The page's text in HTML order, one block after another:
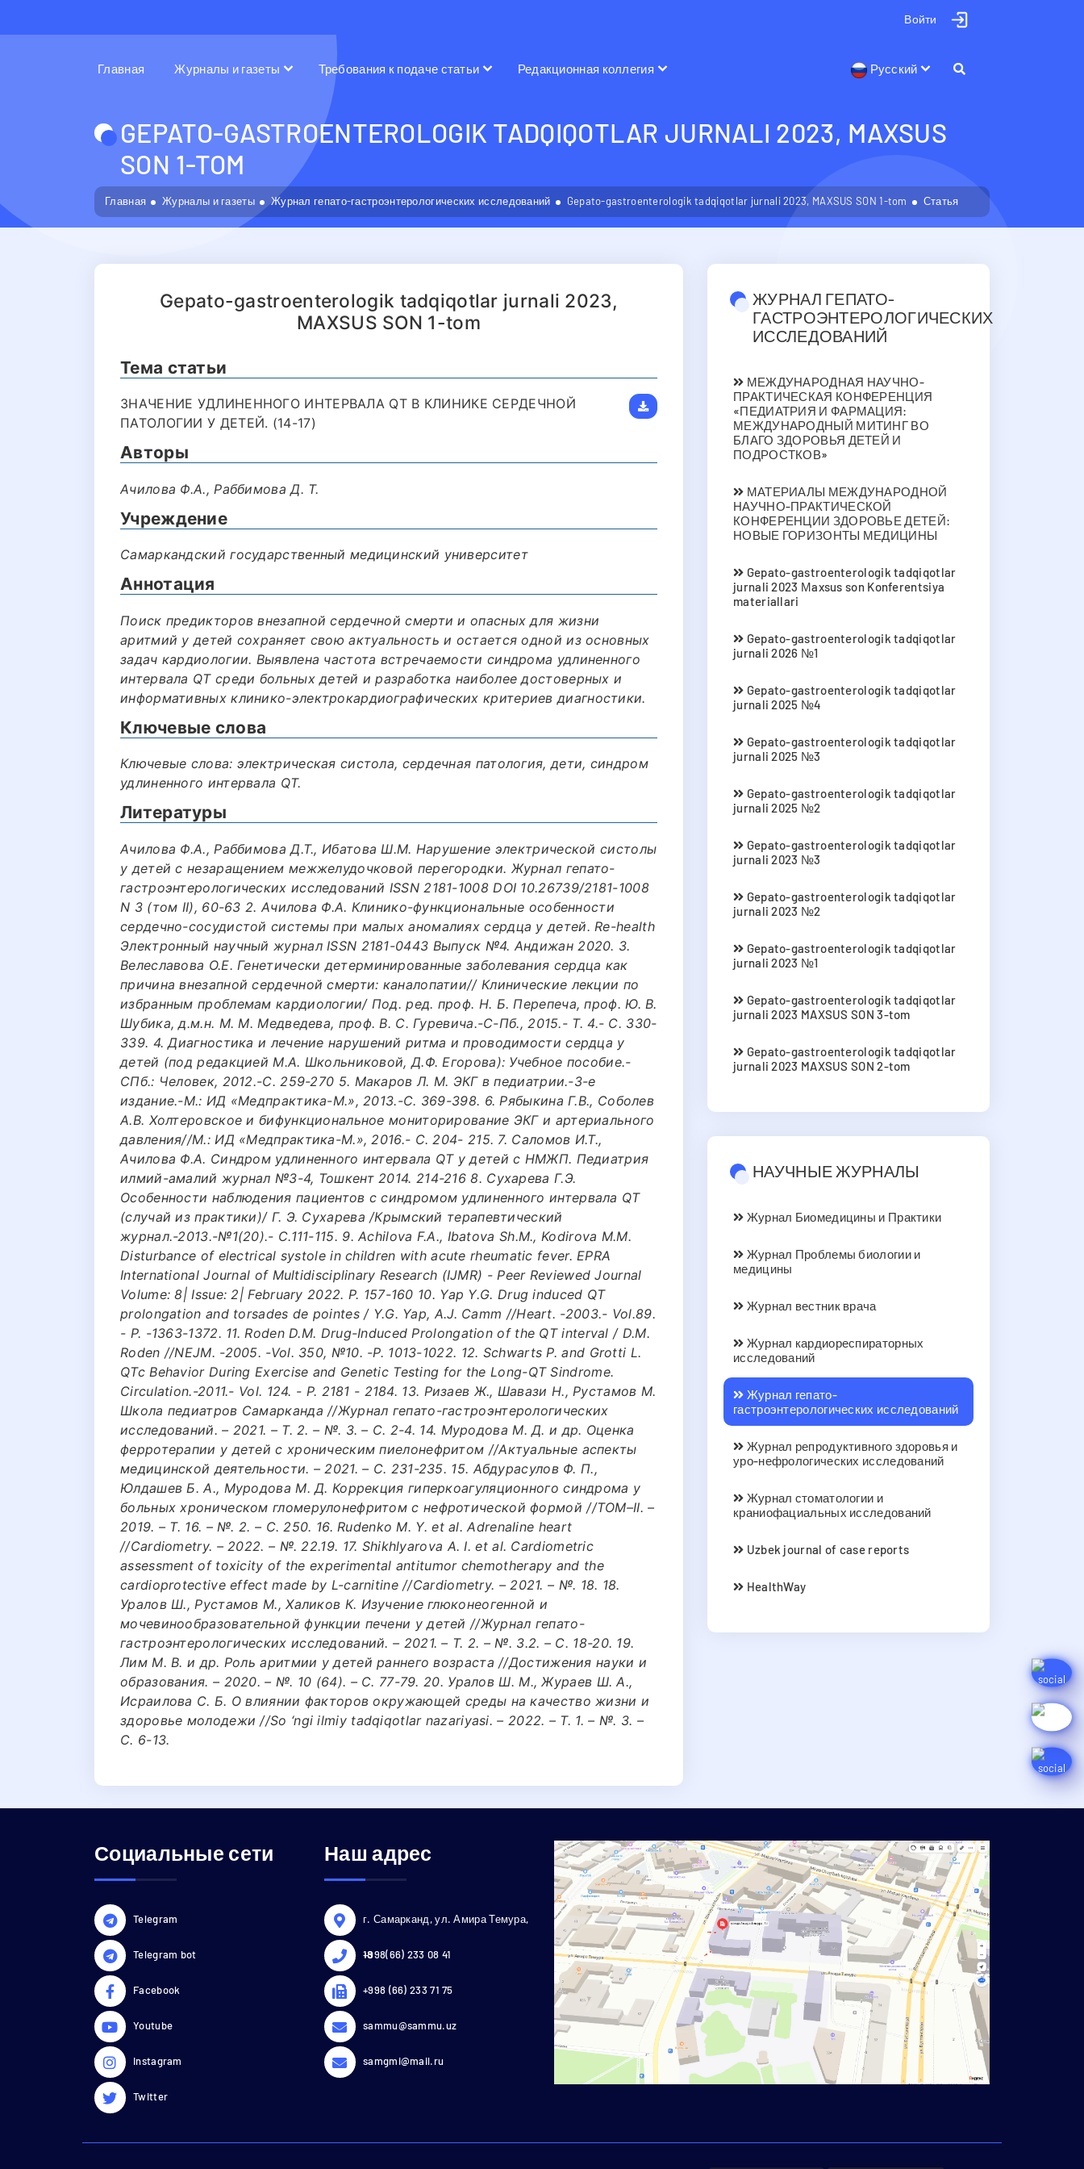
Войти
Главная Журналы и газеты Требования к подаче статьи Редакционная коллегия Русский
GEPATO-GASTROENTEROLOGIK TADQIQOTLAR JURNALI 2023, MAXSUS
SON 1-TOM
Главная Журналы и газеты Журнал гепато-гастроэнтерологических исследований Gepato-gastroenterologik tadqiqotlar jurnali 2023, MAXSUS SON 1-tom Статья
Gepato-gastroenterologik tadqiqotlar jurnali 2023,
MAXSUS SON 1-tom
Тема статьи
ЗНАЧЕНИЕ УДЛИНЕННОГО ИНТЕРВАЛА QT В КЛИНИКЕ СЕРДЕЧНОЙ
ПАТОЛОГИИ У ДЕТЕЙ. (14-17)
Авторы
Ачилова Ф.А., Раббимова Д. Т.
Учреждение
Самаркандский государственный медицинский университет
Аннотация
Поиск предикторов внезапной сердечной смерти и опасных для жизни
аритмий у детей сохраняет свою актуальность и остается одной из основных
задач кардиологии. Выявлена частота встречаемости синдрома удлиненного
интервала QT среди больных детей и разработка наиболее достоверных и
информативных клинико-электрокардиографических критериев диагностики.
Ключевые слова
Ключевые слова: электрическая систола, сердечная патология, дети, синдром
удлиненного интервала QT.
Литературы
Ачилова Ф.А., Раббимова Д.Т., Ибатова Ш.М. Нарушение электрической систолы
у детей с незаращением межжелудочковой перегородки. Журнал гепато-
гастроэнтерологических исследований ISSN 2181-1008 DOI 10.26739/2181-1008
N 3 (том II), 60-63 2. Ачилова Ф.А. Клинико-функциональные особенности
сердечно-сосудистой системы при малых аномалиях сердца у детей. Re-health
Электронный научный журнал ISSN 2181-0443 Выпуск №4. Андижан 2020. 3.
Велеславова О.Е. Генетически детерминированные заболевания сердца как
причина внезапной сердечной смерти: каналопатии// Клинические лекции по
избранным проблемам кардиологии/ Под. ред. проф. Н. Б. Перепеча, проф. Ю. В.
Шубика, д.м.н. М. М. Медведева, проф. В. С. Гуревича.-С-Пб., 2015.- Т. 4.- С. 330-
339. 4. Диагностика и лечение нарушений ритма и проводимости сердца у
детей (под редакцией М.А. Школьниковой, Д.Ф. Егорова): Учебное пособие.-
СПб.: Человек, 2012.-С. 259-270 5. Макаров Л. М. ЭКГ в педиатрии.-3-е
издание.-М.: ИД «Медпрактика-М.», 2013.-С. 369-398. 6. Рябыкина Г.В., Соболев
А.В. Холтеровское и бифункциональное мониторирование ЭКГ и артериального
давления//М.: ИД «Медпрактика-М.», 2016.- С. 204- 215. 7. Саломов И.Т.,
Ачилова Ф.А. Синдром удлиненного интервала QT у детей с НМЖП. Педиатрия
илмий-амалий журнал №3-4, Тошкент 2014. 214-216 8. Сухарева Г.Э.
Особенности наблюдения пациентов с синдромом удлиненного интервала QT
(случай из практики)/ Г. Э. Сухарева /Крымский терапевтический
журнал.-2013.-№1(20).- С.111-115. 9. Achilova F.A., Ibatova Sh.M., Kodirova M.M.
Disturbance of electrical systole in children with acute rheumatic fever. EPRA
International Journal of Multidisciplinary Research (IJMR) - Peer Reviewed Journal
Volume: 8| Issue: 2| February 2022. P. 157-160 10. Yap Y.G. Drug induced QT
prolongation and torsades de pointes / Y.G. Yap, A.J. Camm //Heart. -2003.- Vol.89.
- Р. -1363-1372. 11. Roden D.M. Drug-Induced Prolongation of the QT interval / D.M.
Roden //NEJM. -2005. -Vol. 350, №10. -P. 1013-1022. 12. Schwarts P. and Grotti L.
QTc Behavior During Exercise and Genetic Testing for the Long-QT Sindrome.
Circulation.-2011.- Vol. 124. - P. 2181 - 2184. 13. Ризаев Ж., Шавази Н., Рустамов М.
Школа педиатров Самарканда //Журнал гепато-гастроэнтерологических
исследований. – 2021. – Т. 2. – №. 3. – С. 2-4. 14. Муродова М. Д. и др. Оценка
ферротерапии у детей с хроническим пиелонефритом //Актуальные аспекты
медицинской деятельности. – 2021. – С. 231-235. 15. Абдурасулов Ф. П.,
Юлдашев Б. А., Муродова М. Д. Коррекция гиперкоагуляционного синдрома у
больных хроническом гломерулонефритом с нефротической формой //ТОМ–II. –
2019. – Т. 16. – №. 2. – С. 250. 16. Rudenko M. Y. et al. Adrenaline heart
//Cardiometry. – 2022. – №. 22.19. 17. Shikhlyarova A. I. et al. Cardiometric
assessment of toxicity of the experimental antitumor chemotherapy and the
cardioprotective effect made by L-carnitine //Cardiometry. – 2021. – №. 18. 18.
Уралов Ш., Рустамов М., Халиков К. Изучение глюконеогенной и
мочевинообразовательной функции печени у детей //Журнал гепато-
гастроэнтерологических исследований. – 2021. – Т. 2. – №. 3.2. – С. 18-20. 19.
Лим М. В. и др. Роль аритмии у детей раннего возраста //Достижения науки и
образования. – 2020. – №. 10 (64). – С. 77-79. 20. Уралов Ш. М., Жураев Ш. А.,
Исраилова С. Б. О влиянии факторов окружающей среды на качество жизни и
здоровье молодежи //So ‘ngi ilmiy tadqiqotlar nazariyasi. – 2022. – Т. 1. – №. 3. –
С. 6-13.
ЖУРНАЛ ГЕПАТО-
ГАСТРОЭНТЕРОЛОГИЧЕСКИХ
ИССЛЕДОВАНИЙ
МЕЖДУНАРОДНАЯ НАУЧНО-
ПРАКТИЧЕСКАЯ КОНФЕРЕНЦИЯ
«ПЕДИАТРИЯ И ФАРМАЦИЯ:
МЕЖДУНАРОДНЫЙ МИТИНГ ВО
БЛАГО ЗДОРОВЬЯ ДЕТЕЙ И
ПОДРОСТКОВ»
МАТЕРИАЛЫ МЕЖДУНАРОДНОЙ
НАУЧНО-ПРАКТИЧЕСКОЙ
КОНФЕРЕНЦИИ ЗДОРОВЬЕ ДЕТЕЙ:
НОВЫЕ ГОРИЗОНТЫ МЕДИЦИНЫ
Gepato-gastroenterologik tadqiqotlar
jurnali 2023 Мaxsus son Konferentsiya
materiallari
Gepato-gastroenterologik tadqiqotlar
jurnali 2026 №1
Gepato-gastroenterologik tadqiqotlar
jurnali 2025 №4
Gepato-gastroenterologik tadqiqotlar
jurnali 2025 №3
Gepato-gastroenterologik tadqiqotlar
jurnali 2025 №2
Gepato-gastroenterologik tadqiqotlar
jurnali 2023 №3
Gepato-gastroenterologik tadqiqotlar
jurnali 2023 №2
Gepato-gastroenterologik tadqiqotlar
jurnali 2023 №1
Gepato-gastroenterologik tadqiqotlar
jurnali 2023 MAXSUS SON 3-tom
Gepato-gastroenterologik tadqiqotlar
jurnali 2023 MAXSUS SON 2-tom
НАУЧНЫЕ ЖУРНАЛЫ
Журнал Биомедицины и Практики
Журнал Проблемы биологии и
медицины
Журнал вестник врача
Журнал кардиореспираторных
исследований
Журнал гепато-
гастроэнтерологических исследований
Журнал репродуктивного здоровья и
уро-нефрологических исследований
Журнал стоматологии и
краниофациальных исследований
Uzbek journal of case reports
HealthWay
Социальные сети
Telegram
Telegram bot
Facebook
Youtube
Instagram
Twitter
Наш адрес
г. Самарканд, ул. Амира Темура,
18
+998(66) 233 08 41
+998 (66) 233 71 75
sammu@sammu.uz
samgmi@mail.ru